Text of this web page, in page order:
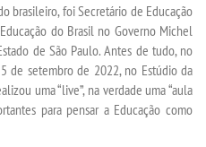
brasileiro, foi Secretário de Educação
do Brasil no Governo Michel
de São Paulo. Antes de tudo, no
de setembro de 2022, no Estúdio da
uma “live”, na verdade uma “aula
para pensar a Educação como